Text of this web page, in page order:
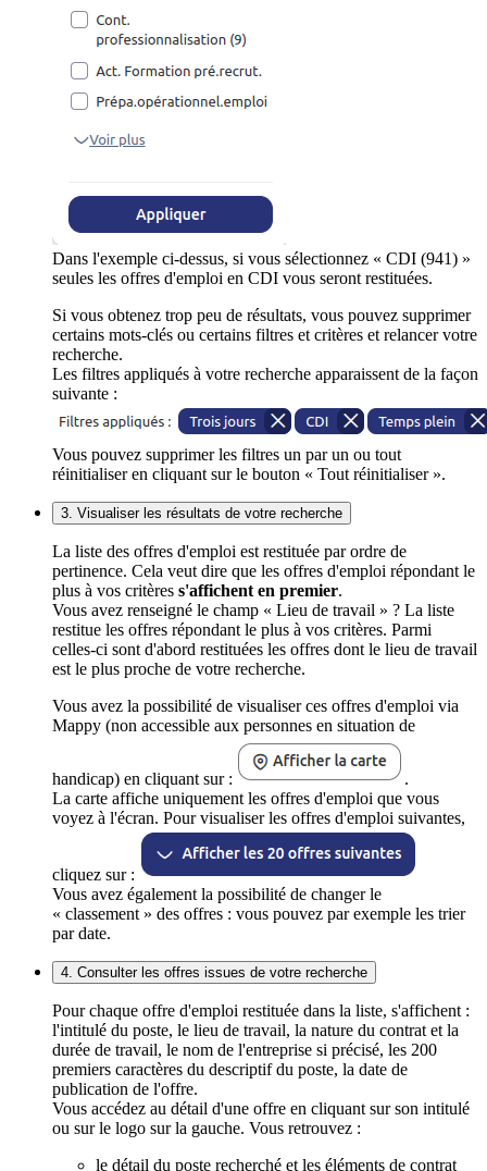
Dans l'exemple ci-dessus, si vous sélectionnez « CDI (941) »
seules les offres d'emploi en CDI vous seront restituées.
Si vous obtenez trop peu de résultats, vous pouvez supprimer
certains mots-clés ou certains filtres et critères et relancer votre
recherche.
Les filtres appliqués à votre recherche apparaissent de la façon
suivante :
Vous pouvez supprimer les filtres un par un ou tout
réinitialiser en cliquant sur le bouton « Tout réinitialiser ».
3. Visualiser les résultats de votre recherche
La liste des offres d'emploi est restituée par ordre de
pertinence. Cela veut dire que les offres d'emploi répondant le
plus à vos critères s'affichent en premier.
Vous avez renseigné le champ « Lieu de travail » ? La liste
restitue les offres répondant le plus à vos critères. Parmi
celles-ci sont d'abord restituées les offres dont le lieu de travail
est le plus proche de votre recherche.
Vous avez la possibilité de visualiser ces offres d'emploi via
Mappy (non accessible aux personnes en situation de
handicap) en cliquant sur :
.
La carte affiche uniquement les offres d'emploi que vous
voyez à l'écran. Pour visualiser les offres d'emploi suivantes,
cliquez sur :
Vous avez également la possibilité de changer le
« classement » des offres : vous pouvez par exemple les trier
par date.
4. Consulter les offres issues de votre recherche
Pour chaque offre d'emploi restituée dans la liste, s'affichent :
l'intitulé du poste, le lieu de travail, la nature du contrat et la
durée de travail, le nom de l'entreprise si précisé, les 200
premiers caractères du descriptif du poste, la date de
publication de l'offre.
Vous accédez au détail d'une offre en cliquant sur son intitulé
ou sur le logo sur la gauche. Vous retrouvez :
le détail du poste recherché et les éléments de contrat